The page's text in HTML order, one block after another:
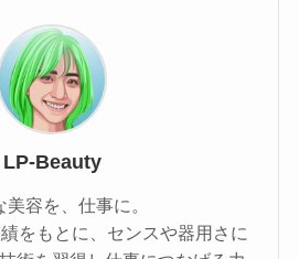
LP-Beauty
美容を、仕事に。
をもとに、センスや器用さに